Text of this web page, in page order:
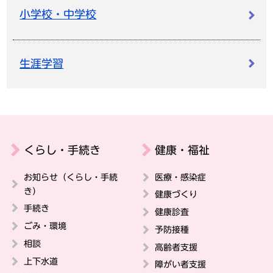
小学校・中学校
生涯学習
くらし・手続き
お知らせ（くらし・手続
き）
手続き
ごみ・環境
相談
上下水道
健康・福祉
医療・感染症
健康づくり
健康診査
予防接種
高齢者支援
障がい者支援